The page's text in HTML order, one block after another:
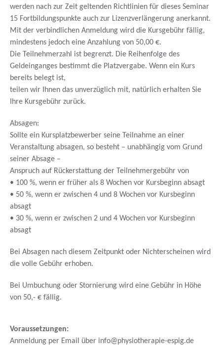
werden nach zur Zeit geltenden Richtlinien für dieses Seminar
15 Fortbildungspunkte auch zur Lizenzverlängerung anerkannt.
Mit der verbindlichen Anmeldung wird die Kursgebühr fällig,
mindestens jedoch eine Anzahlung von 50,00 €.
Die Teilnehmerzahl ist begrenzt. Die Reihenfolge des
Geldeinganges bestimmt die Platzvergabe. Wenn ein Kurs
bereits belegt ist,
teilen wir Ihnen das unverzüglich mit, natürlich erhalten Sie
Ihre Kursgebühr zurück.
Absagen:
Sollte ein Kursplatzbewerber seine Teilnahme an einer
Veranstaltung absagen, so besteht – unabhängig vom Grund
seiner Absage –
Anspruch auf Rückerstattung der Teilnehmergebühr von
• 100 %, wenn er früher als 8 Wochen vor Kursbeginn absagt
• 50 %, wenn er zwischen 4 und 8 Wochen vor Kursbeginn
absagt
• 30 %, wenn er zwischen 2 und 4 Wochen vor Kursbeginn
absagt
Bei Absagen nach diesem Zeitpunkt oder Nichterscheinen wird
die volle Gebühr erhoben.
Bei Umbuchung oder Stornierung wird eine Gebühr in Höhe
von 50,- € fällig.
Voraussetzungen:
Anmeldung per Email über info@physiotherapie-espig.de